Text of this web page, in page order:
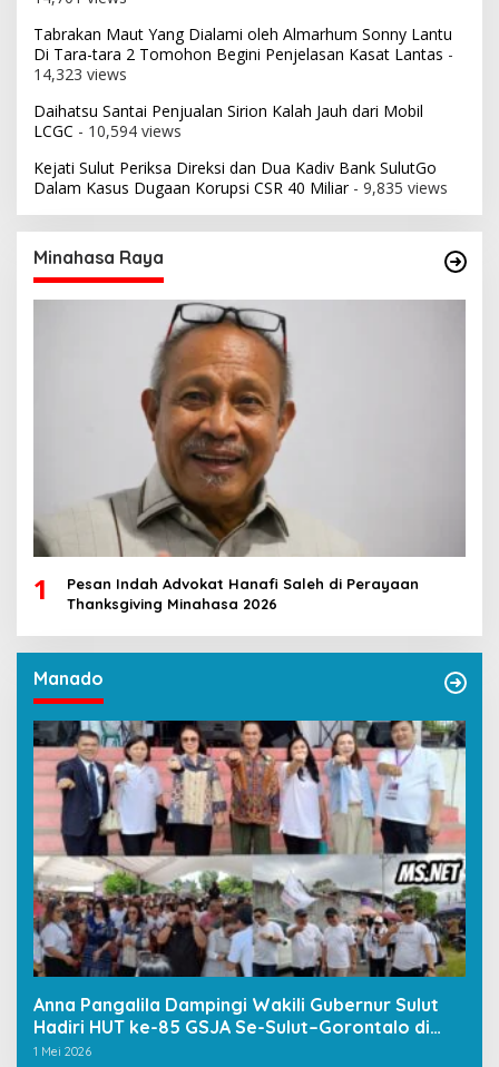
Tabrakan Maut Yang Dialami oleh Almarhum Sonny Lantu
Di Tara-tara 2 Tomohon Begini Penjelasan Kasat Lantas -
14,323 views
Daihatsu Santai Penjualan Sirion Kalah Jauh dari Mobil
LCGC - 10,594 views
Kejati Sulut Periksa Direksi dan Dua Kadiv Bank SulutGo
Dalam Kasus Dugaan Korupsi CSR 40 Miliar- 9,835 views
Minahasa Raya
1
Pesan Indah Advokat Hanafi Saleh di Perayaan
Thanksgiving Minahasa 2026
Manado
Anna Pangalila Dampingi Wakili Gubernur Sulut
Hadiri HUT ke-85 GSJA Se-Sulut–Gorontalo di
Langowan
1 Mei 2026